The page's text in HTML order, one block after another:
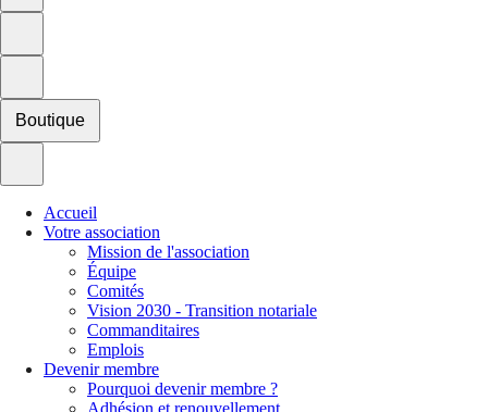
Boutique
Accueil
Votre association
Mission de l'association
Équipe
Comités
Vision 2030 - Transition notariale
Commanditaires
Emplois
Devenir membre
Pourquoi devenir membre ?
Adhésion et renouvellement